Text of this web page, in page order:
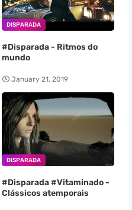
DISPARADA
#Disparada - Ritmos do
mundo
January 21, 2019
DISPARADA
#Disparada #Vitaminado -
Clássicos atemporais